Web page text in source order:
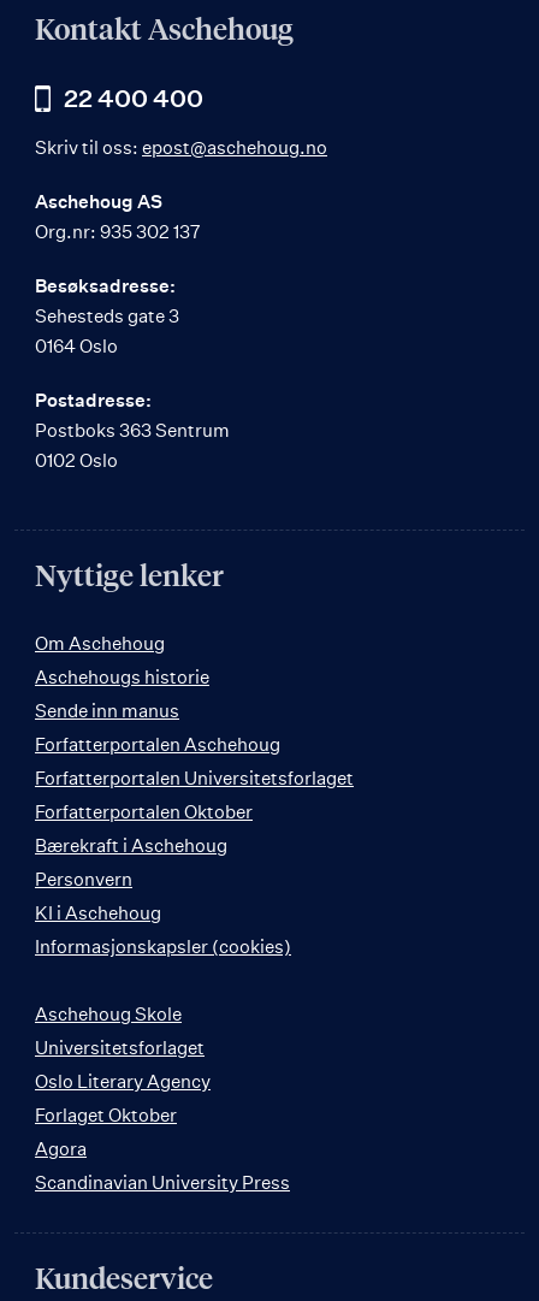
Kontakt Aschehoug
22 400 400
Skriv til oss: epost@aschehoug.no
Aschehoug AS
Org.nr: 935 302 137
Besøksadresse:
Sehesteds gate 3
0164 Oslo
Postadresse:
Postboks 363 Sentrum
0102 Oslo
Nyttige lenker
Om Aschehoug
Aschehougs historie
Sende inn manus
Forfatterportalen Aschehoug
Forfatterportalen Universitetsforlaget
Forfatterportalen Oktober
Bærekraft i Aschehoug
Personvern
KI i Aschehoug
Informasjonskapsler (cookies)
Aschehoug Skole
Universitetsforlaget
Oslo Literary Agency
Forlaget Oktober
Agora
Scandinavian University Press
Kundeservice